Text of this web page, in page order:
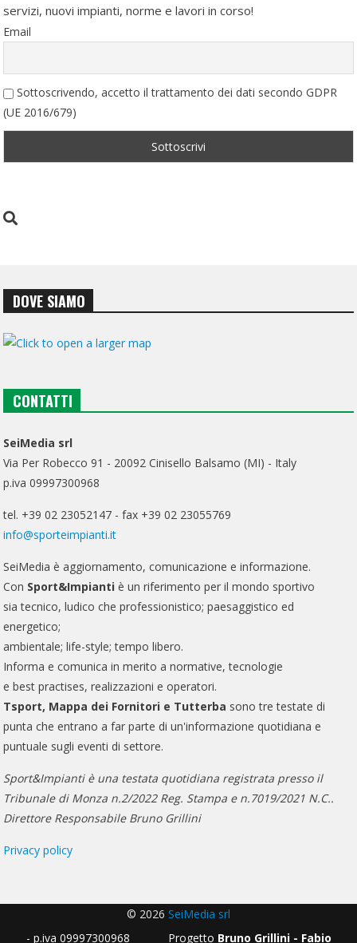
servizi, nuovi impianti, norme e lavori in corso!
Email
Sottoscrivendo, accetto il trattamento dei dati secondo GDPR
(UE 2016/679)
DOVE SIAMO
CONTATTI
SeiMedia srl
Via Per Robecco 91 - 20092 Cinisello Balsamo (MI) - Italy
p.iva 09997300968
tel. +39 02 23052147 - fax +39 02 23055769
info@sporteimpianti.it
SeiMedia è aggiornamento, comunicazione e informazione.
Con Sport&Impianti è un riferimento per il mondo sportivo
sia tecnico, ludico che professionistico; paesaggistico ed
energetico;
ambientale; life-style; tempo libero.
Informa e comunica in merito a normative, tecnologie
e best practises, realizzazioni e operatori.
Tsport, Mappa dei Fornitori e Tutterba sono tre testate di
punta che entrano a far parte di un'informazione quotidiana e
puntuale sugli eventi di settore.
Sport&Impianti è una testata quotidiana registrata presso il
Tribunale di Monza n.2/2022 Reg. Stampa e n.7019/2021 N.C..
Direttore Responsabile Bruno Grillini
Privacy policy
© 2026 SeiMedia srl
- p.iva 09997300968 Progetto Bruno Grillini - Fabio